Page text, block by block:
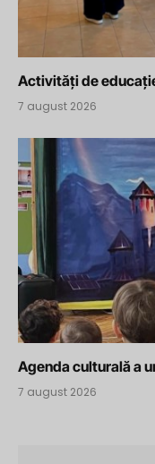
Activități de
7 august 2026
Agenda culturală a
7 august 2026